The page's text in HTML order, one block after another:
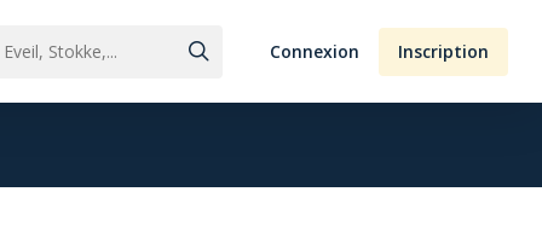
Connexion Inscription